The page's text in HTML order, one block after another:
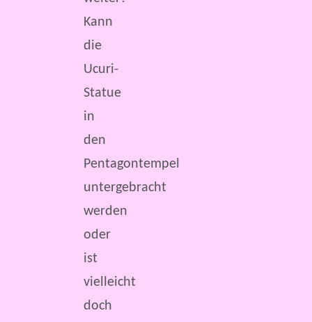
Kann
die
Ucuri-
Statue
in
den
Pentagontempel
untergebracht
werden
oder
ist
vielleicht
doch